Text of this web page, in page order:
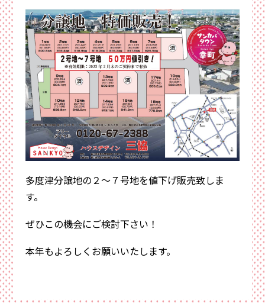
多度津分譲地の２～７号地を値下げ販売致しま
す。
ぜひこの機会にご検討下さい！
本年もよろしくお願いいたします。